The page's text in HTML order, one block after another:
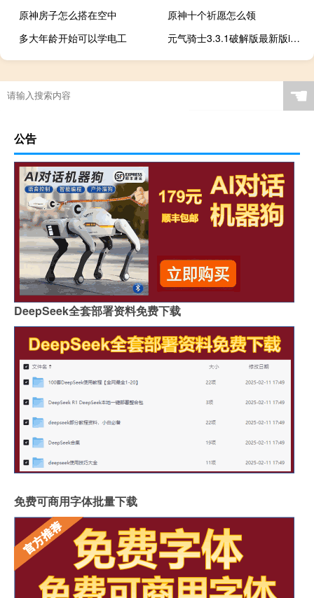
原神房子怎么搭在空中
原神十个祈愿怎么领
多大年龄开始可以学电工
元气骑士3.3.1破解版最新版ios下载
☚
公告
DeepSeek全套部署资料免费下载
免费可商用字体批量下载